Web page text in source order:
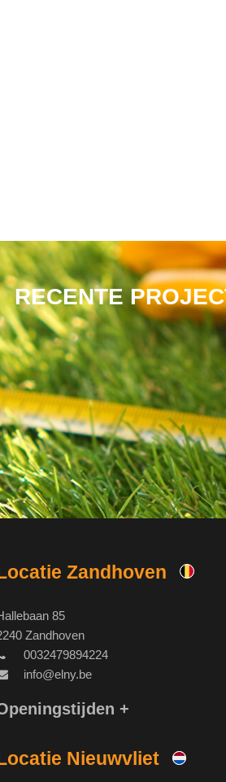
RECENTE
Zandhoven
85
Zandhoven
0032479894224
info@elny.be
+
Nieuwvliet